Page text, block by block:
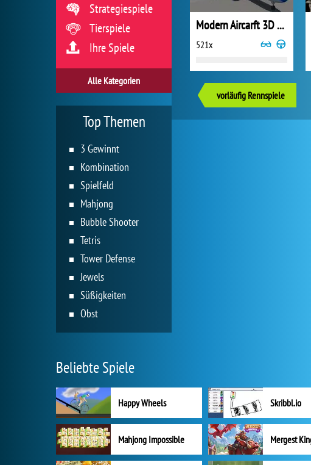
Modern Aircarft 3D Parking
521x
vorläufig Rennspiele
Strategiespiele
Tierspiele
Ihre Spiele
Alle Kategorien
Top Themen
3 Gewinnt
Kombination
Spielfeld
Mahjong
Bubble Shooter
Tetris
Tower Defense
Jewels
Süßigkeiten
Obst
Beliebte Spiele
Happy Wheels Skribbl.io
Mahjong Impossible